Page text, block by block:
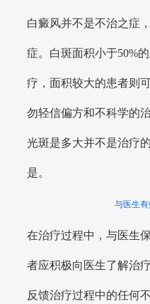
白癜风并不是不治之症
症。白斑面积小于50%
疗，面积较大的患者则
勿轻信偏方和不科学的
光斑是多大并不是治疗
是。
与医生
在治疗过程中，与医生
者应积极向医生了解治
反馈治疗过程中的任何